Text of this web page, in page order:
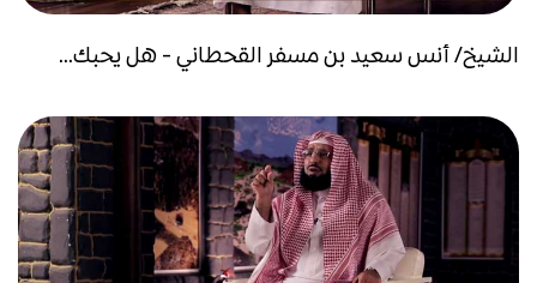
الشيخ/ أنس سعيد بن مسفر القحطاني - هل يحبك...